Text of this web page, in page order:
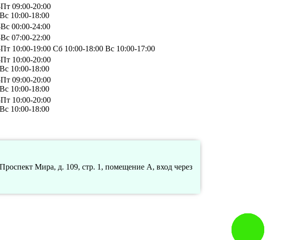
09:00-20:00
10:00-18:00
00:00-24:00
07:00-22:00
10:00-19:00 Сб 10:00-18:00 Вс 10:00-17:00
10:00-20:00
10:00-18:00
09:00-20:00
10:00-18:00
10:00-20:00
10:00-18:00
Мира, д. 109, стр. 1, помещение А, вход через
Заказать